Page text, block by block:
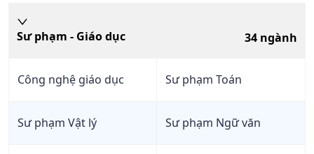
Sư phạm - Giáo dục 34 ngành
Công nghệ giáo dục Sư phạm Toán
Sư phạm Vật lý Sư phạm Ngữ văn